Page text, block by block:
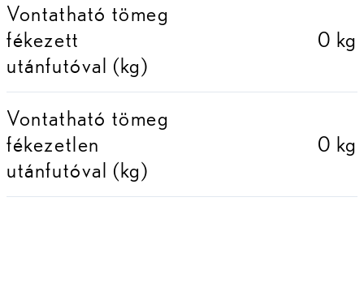
Vontatható tömeg
fékezett
utánfutóval (kg)
0 kg
Vontatható tömeg
fékezetlen
utánfutóval (kg)
0 kg